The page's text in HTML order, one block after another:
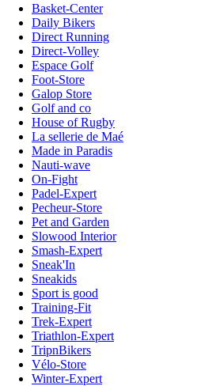
Basket-Center
Daily Bikers
Direct Running
Direct-Volley
Espace Golf
Foot-Store
Galop Store
Golf and co
House of Rugby
La sellerie de Maé
Made in Paradis
Nauti-wave
On-Fight
Padel-Expert
Pecheur-Store
Pet and Garden
Slowood Interior
Smash-Expert
Sneak'In
Sneakids
Sport is good
Training-Fit
Trek-Expert
Triathlon-Expert
TripnBikers
Vélo-Store
Winter-Expert